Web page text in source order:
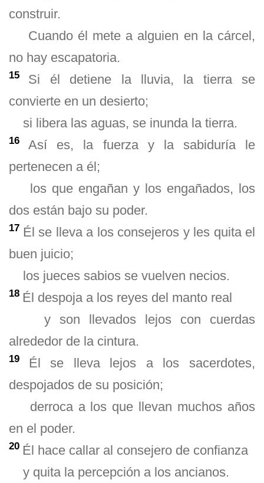
construir.
Cuando él mete a alguien en la cárcel,
no hay escapatoria.
15 Si él detiene la lluvia, la tierra se
convierte en un desierto;
si libera las aguas, se inunda la tierra.
16 Así es, la fuerza y la sabiduría le
pertenecen a él;
los que engañan y los engañados, los
dos están bajo su poder.
17 Él se lleva a los consejeros y les quita el
buen juicio;
los jueces sabios se vuelven necios.
18 Él despoja a los reyes del manto real
y son llevados lejos con cuerdas
alrededor de la cintura.
19 Él se lleva lejos a los sacerdotes,
despojados de su posición;
derroca a los que llevan muchos años
en el poder.
20 Él hace callar al consejero de confianza
y quita la percepción a los ancianos.